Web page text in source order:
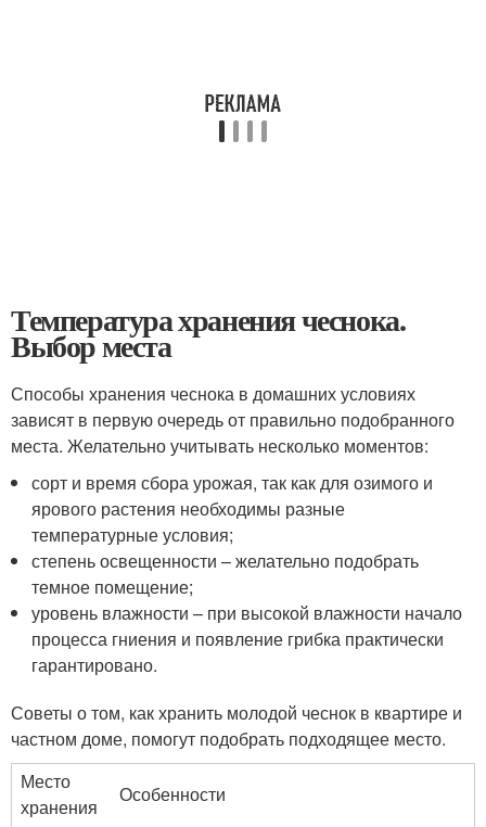
Температура хранения чеснока.
Выбор места
Способы хранения чеснока в домашних условиях
зависят в первую очередь от правильно подобранного
места. Желательно учитывать несколько моментов:
сорт и время сбора урожая, так как для озимого и
ярового растения необходимы разные
температурные условия;
степень освещенности – желательно подобрать
темное помещение;
уровень влажности – при высокой влажности начало
процесса гниения и появление грибка практически
гарантировано.
Советы о том, как хранить молодой чеснок в квартире и
частном доме, помогут подобрать подходящее место.
Место
хранения
Особенности